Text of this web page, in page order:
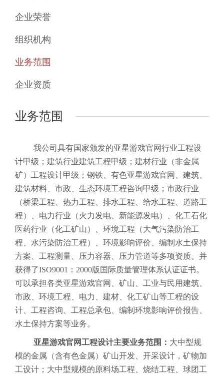
企业荣誉
组织机构
业务范围
企业资质
业务范围
我公司具有国家颁发的亚星游戏官网行业工程设
计甲级；建筑行业建筑工程甲级；建材行业（非金属
矿）工程设计甲级；钢铁、有色亚星游戏官网、建筑、
建筑材料、市政、生态环境工程咨询甲级；市政行业
（桥梁工程、热力工程、排水工程、给水工程、道路工
程）、电力行业（火力发电、新能源发电）、化工石化
医药行业（化工矿山）、环境工程（大气污染防治工
程、水污染防治工程）、环境影响评价、编制水土保持
方案、工程测量、压力容器、压力管道等多项资质。并
获得了ISO9001：2000版国际质量管理体系认证证书。
可以承担各类亚星游戏官网、矿山、工业与民用建筑、
市政、环境工程、电力、建材、化工矿山等工程的设
计、工程咨询、工程总承包、编制环境影响评价报告、
水土保持方案等业务。
亚星游戏官网工程设计主要业务范围： 大中型规
模的金属（含有色金属）矿山开发、开采设计，矿物加
工设计；大中型规模的原料场工程、烧结工程、球团工